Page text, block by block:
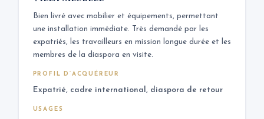
Bien livré avec mobilier et équipements, permettant
une installation immédiate. Très demandé par les
expatriés, les travailleurs en mission longue durée et les
membres de la diaspora en visite.
PROFIL D’ACQUÉREUR
Expatrié, cadre international, diaspora de retour
USAGES